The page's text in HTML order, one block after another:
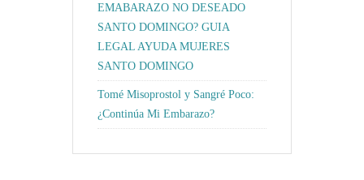
EMABARAZO NO DESEADO
SANTO DOMINGO? GUIA
LEGAL AYUDA MUJERES
SANTO DOMINGO
Tomé Misoprostol y Sangré Poco:
¿Continúa Mi Embarazo?